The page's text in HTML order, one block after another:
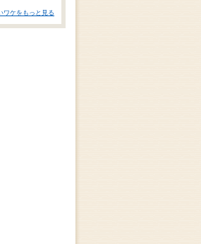
ワケをもっと見る